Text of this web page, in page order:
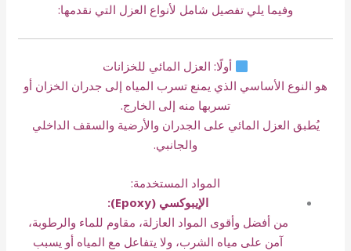
وفيما يلي تفصيل شامل لأنواع العزل التي نقدمها:
أولًا: العزل المائي للخزانات
هو النوع الأساسي الذي يمنع تسرب المياه إلى جدران الخزان أو
تسربها منه إلى الخارج.
يُطبق العزل المائي على الجدران والأرضية والسقف الداخلي
والجانبي.
المواد المستخدمة:
الإيبوكسي (Epoxy):
من أفضل وأقوى المواد العازلة، مقاوم للماء والرطوبة،
آمن على مياه الشرب، ولا يتفاعل مع المياه أو يسبب